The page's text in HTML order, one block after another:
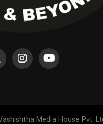
Media House Pvt.